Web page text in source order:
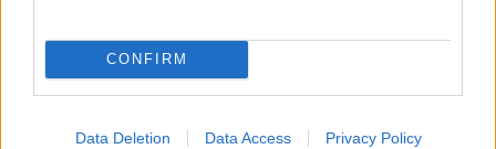
CONFIRM
Data Deletion Data Access Privacy Policy
Όπως πάντα γεμάτος μίσος για το διαφορετικό και
τους ανθρώπους, [...]